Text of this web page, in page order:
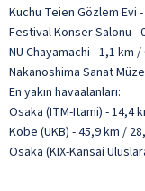
Kuchu Teien Gözlem Evi
Festival Konser Salonu -
NU Chayamachi - 1,1 km /
Nakanoshima Sanat
En yakın havaalanları:
Osaka (ITM-Itami) - 14,4
Kobe (UKB) - 45,9 km /
Osaka (KIX-Kansai